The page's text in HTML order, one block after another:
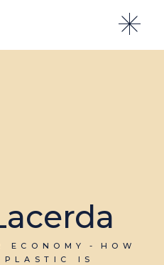
ECONOMY
HOW
PLASTIC IS